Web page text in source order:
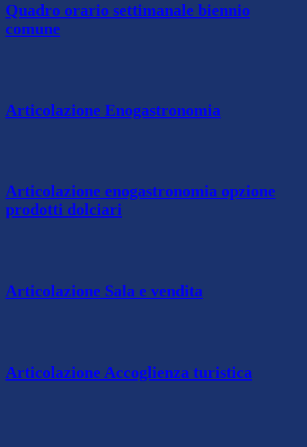
Quadro orario settimanale biennio
comune
Articolazione Enogastronomia
Articolazione enogastronomia opzione
prodotti dolciari
Articolazione Sala e vendita
Articolazione Accoglienza turistica